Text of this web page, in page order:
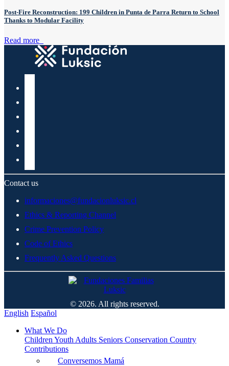
Post-Fire Reconstruction: 199 Children in Punta de Parra Return to School
Thanks to Modular Facility
Read more
Contact us
informaciones@fundacionluksic.cl
Ethics & Reporting Channel
Crime Prevention Policy
Code of Ethics
Frequently Asked Questions
© 2026. All rights reserved.
English Español
What We Do
Children Youth Adults Seniors Conservation Country
Contributions
Conversemos Mamá